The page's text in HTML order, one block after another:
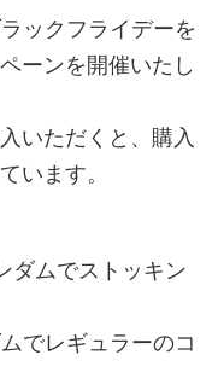
ックフライデーを
ーンを開催いたし
いただくと、購入
います。
ダムでストッキン
でレギュラーのコ